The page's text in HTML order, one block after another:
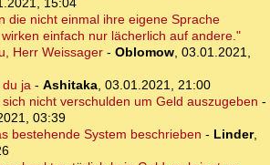
15:04
die nicht einmal ihre eigene Sprache
einfach nur lächerlich auf andere."
Herr Weissager - Oblomow, 03.01.2021,
du ja- Ashitaka, 03.01.2021, 21:00
nicht verschulden um Geld auszugeben -
03:39
bestehende System beschrieben - Linder,